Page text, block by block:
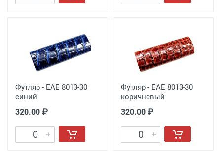
Футляр - EAE 8013-30
синий
320.00 ₽
Футляр - EAE 8013-30
коричневый
320.00 ₽